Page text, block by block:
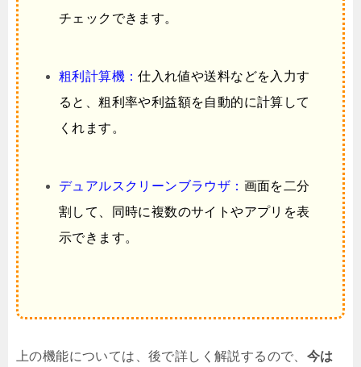
チェックできます。
粗利計算機：仕入れ値や送料などを入力す
ると、粗利率や利益額を自動的に計算して
くれます。
デュアルスクリーンブラウザ： 画面を二分
割して、同時に複数のサイトやアプリを表
示できます。
上の機能については、後で詳しく解説するので、 今は